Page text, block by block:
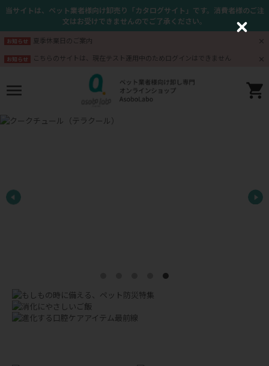
当サイトは、ペット業者様向け卸売り「カタログサイト」です。消費者様のご注
文はお受けできませんのでご了承ください。
お知らせ 夏季休業日のご案内
お知らせ こちらのサイトは、現在テスト運用中のためログインはできません
C